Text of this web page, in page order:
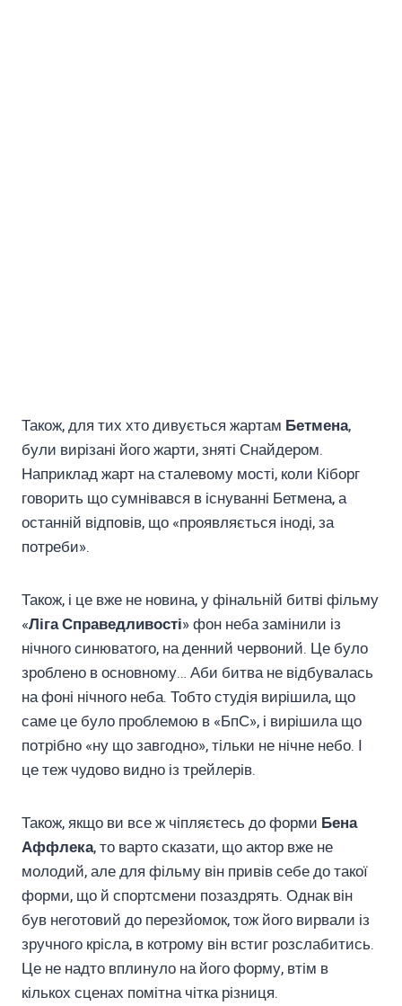
Також, для тих хто дивується жартам Бетмена,
були вирізані його жарти, зняті Снайдером.
Наприклад жарт на сталевому мості, коли Кіборг
говорить що сумнівався в існуванні Бетмена, а
останній відповів, що «проявляється іноді, за
потреби».
Також, і це вже не новина, у фінальній битві фільму
«Ліга Справедливості» фон неба замінили із
нічного синюватого, на денний червоний. Це було
зроблено в основному… Аби битва не відбувалась
на фоні нічного неба. Тобто студія вирішила, що
саме це було проблемою в «БпС», і вирішила що
потрібно «ну що завгодно», тільки не нічне небо. І
це теж чудово видно із трейлерів.
Також, якщо ви все ж чіпляєтесь до форми Бена
Аффлека, то варто сказати, що актор вже не
молодий, але для фільму він привів себе до такої
форми, що й спортсмени позаздрять. Однак він
був неготовий до перезйомок, тож його вирвали із
зручного крісла, в котрому він встиг розслабитись.
Це не надто вплинуло на його форму, втім в
кількох сценах помітна чітка різниця.